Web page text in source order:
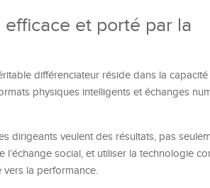
et porté par la
différenciateur réside dans la
physiques intelligents et échanges
dirigeants veulent des résultats, pas
social, et utiliser la technologie
vers la performance.